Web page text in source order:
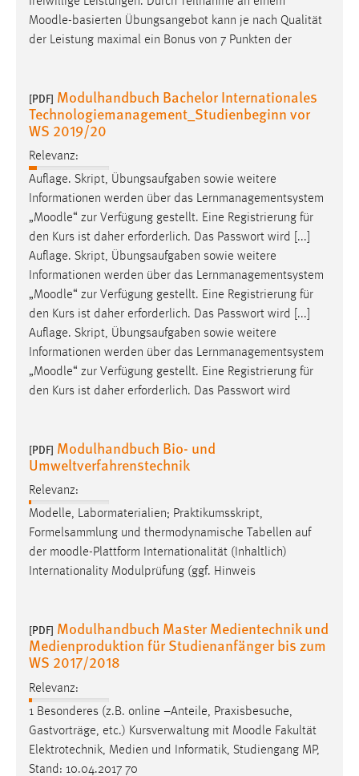
Moodle-basierten Übungsangebot kann je nach Qualität
der Leistung maximal ein Bonus von 7 Punkten der
[PDF] Modulhandbuch Bachelor Internationales
Technologiemanagement_Studienbeginn vor
WS 2019/20
Relevanz:
Auflage. Skript, Übungsaufgaben sowie weitere
Informationen werden über das Lernmanagementsystem
„Moodle“ zur Verfügung gestellt. Eine Registrierung für
den Kurs ist daher erforderlich. Das Passwort wird [...]
Auflage. Skript, Übungsaufgaben sowie weitere
Informationen werden über das Lernmanagementsystem
„Moodle“ zur Verfügung gestellt. Eine Registrierung für
den Kurs ist daher erforderlich. Das Passwort wird [...]
Auflage. Skript, Übungsaufgaben sowie weitere
Informationen werden über das Lernmanagementsystem
„Moodle“ zur Verfügung gestellt. Eine Registrierung für
den Kurs ist daher erforderlich. Das Passwort wird
[PDF] Modulhandbuch Bio- und
Umweltverfahrenstechnik
Relevanz:
Modelle, Labormaterialien; Praktikumsskript,
Formelsammlung und thermodynamische Tabellen auf
der moodle-Plattform Internationalität (Inhaltlich)
Internationality Modulprüfung (ggf. Hinweis
[PDF] Modulhandbuch Master Medientechnik und
Medienproduktion für Studienanfänger bis zum
WS 2017/2018
Relevanz:
1 Besonderes (z.B. online –Anteile, Praxisbesuche,
Gastvorträge, etc.) Kursverwaltung mit Moodle Fakultät
Elektrotechnik, Medien und Informatik, Studiengang MP,
Stand: 10.04.2017 70